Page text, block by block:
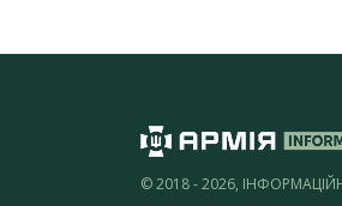
© 2018 - 2026,